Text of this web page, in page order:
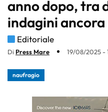
anno dopo, tra
indagini ancora
Editoriale
Di Press Mare 19/08/2025 -
naufragio